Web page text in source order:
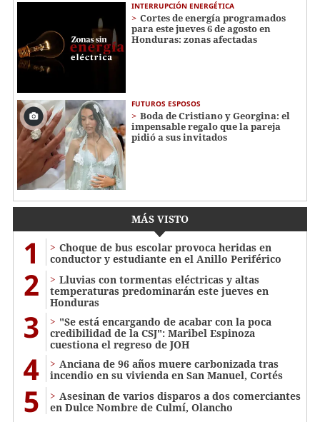
INTERRUPCIÓN ENERGÉTICA
Cortes de energía programados
para este jueves 6 de agosto en
Honduras: zonas afectadas
FUTUROS ESPOSOS
Boda de Cristiano y Georgina: el
impensable regalo que la pareja
pidió a sus invitados
MÁS VISTO
1
Choque de bus escolar provoca heridas en
conductor y estudiante en el Anillo Periférico
2
Lluvias con tormentas eléctricas y altas
temperaturas predominarán este jueves en
Honduras
3
"Se está encargando de acabar con la poca
credibilidad de la CSJ": Maribel Espinoza
cuestiona el regreso de JOH
4
Anciana de 96 años muere carbonizada tras
incendio en su vivienda en San Manuel, Cortés
5
Asesinan de varios disparos a dos comerciantes
en Dulce Nombre de Culmí, Olancho